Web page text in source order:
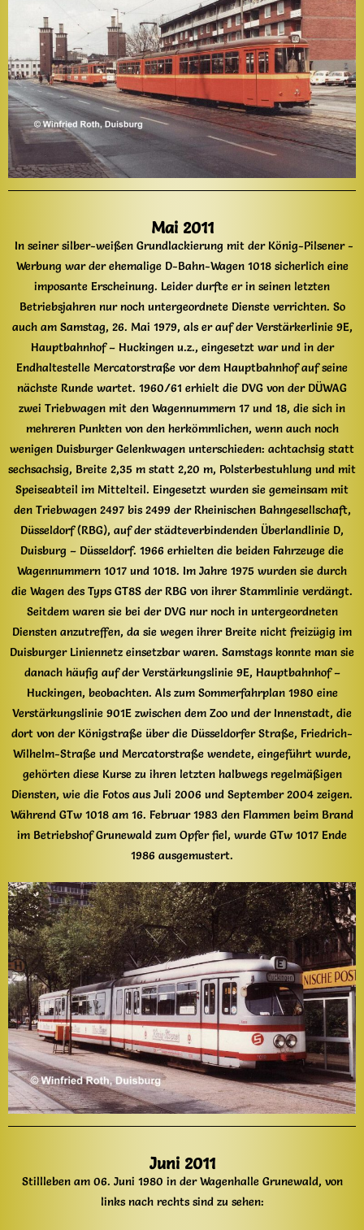
Mai 2011
In seiner silber-weißen Grundlackierung mit der König-Pilsener -
Werbung war der ehemalige D-Bahn-Wagen 1018 sicherlich eine
imposante Erscheinung. Leider durfte er in seinen letzten
Betriebsjahren nur noch untergeordnete Dienste verrichten. So
auch am Samstag, 26. Mai 1979, als er auf der Verstärkerlinie 9E,
Hauptbahnhof – Huckingen u.z., eingesetzt war und in der
Endhaltestelle Mercatorstraße vor dem Hauptbahnhof auf seine
nächste Runde wartet. 1960/61 erhielt die DVG von der DÜWAG
zwei Triebwagen mit den Wagennummern 17 und 18, die sich in
mehreren Punkten von den herkömmlichen, wenn auch noch
wenigen Duisburger Gelenkwagen unterschieden: achtachsig statt
sechsachsig, Breite 2,35 m statt 2,20 m, Polsterbestuhlung und mit
Speiseabteil im Mittelteil. Eingesetzt wurden sie gemeinsam mit
den Triebwagen 2497 bis 2499 der Rheinischen Bahngesellschaft,
Düsseldorf (RBG), auf der städteverbindenden Überlandlinie D,
Duisburg – Düsseldorf. 1966 erhielten die beiden Fahrzeuge die
Wagennummern 1017 und 1018. Im Jahre 1975 wurden sie durch
die Wagen des Typs GT8S der RBG von ihrer Stammlinie verdängt.
Seitdem waren sie bei der DVG nur noch in untergeordneten
Diensten anzutreffen, da sie wegen ihrer Breite nicht freizügig im
Duisburger Liniennetz einsetzbar waren. Samstags konnte man sie
danach häufig auf der Verstärkungslinie 9E, Hauptbahnhof –
Huckingen, beobachten. Als zum Sommerfahrplan 1980 eine
Verstärkungslinie 901E zwischen dem Zoo und der Innenstadt, die
dort von der Königstraße über die Düsseldorfer Straße, Friedrich-
Wilhelm-Straße und Mercatorstraße wendete, eingeführt wurde,
gehörten diese Kurse zu ihren letzten halbwegs regelmäßigen
Diensten, wie die Fotos aus Juli 2006 und September 2004 zeigen.
Während GTw 1018 am 16. Februar 1983 den Flammen beim Brand
im Betriebshof Grunewald zum Opfer fiel, wurde GTw 1017 Ende
1986 ausgemustert.
Juni 2011
Stillleben am 06. Juni 1980 in der Wagenhalle Grunewald, von
links nach rechts sind zu sehen: